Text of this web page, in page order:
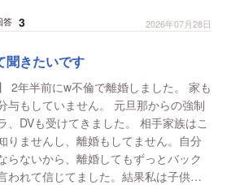
答 3 2026年07月28日
聞きたいです
2年半前にw不倫で離婚しました。 家も
与もしていません。 元旦那からの強制
、DVも受けてきました。 相手家族はこ
りませんし、離婚もしてません。自分
らないから、離婚してもずっとバック
われて信じてました。結果私は子供と